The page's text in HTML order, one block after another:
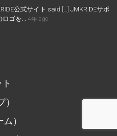
公式サイト said […] JMKRIDEサポ
ロゴを... 4年 ago
）